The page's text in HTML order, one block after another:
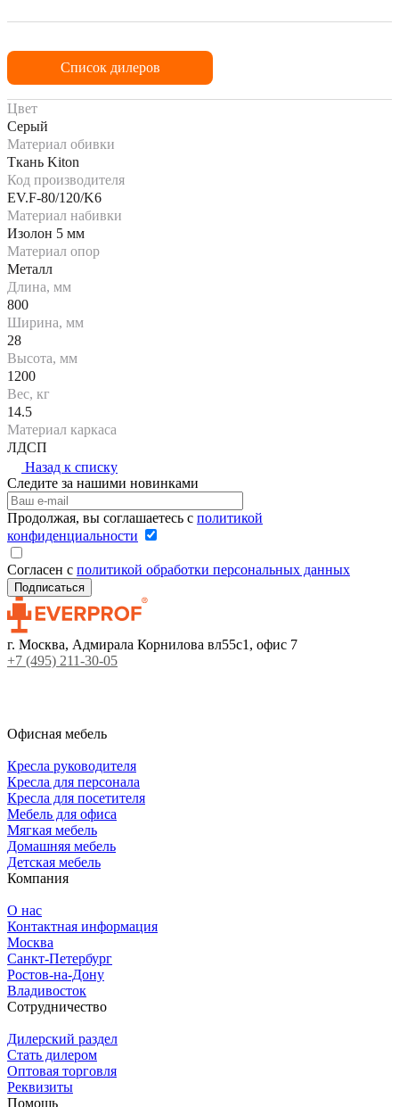
Список дилеров
Цвет
Серый
Материал обивки
Ткань Kiton
Код производителя
EV.F-80/120/K6
Материал набивки
Изолон 5 мм
Материал опор
Металл
Длина, мм
800
Ширина, мм
28
Высота, мм
1200
Вес, кг
14.5
Материал каркаса
ЛДСП
Назад к списку
Следите за нашими новинками
Продолжая, вы соглашаетесь с политикой
конфиденциальности
Согласен с политикой обработки персональных данных
г. Москва, Адмирала Корнилова вл55с1, офис 7
+7 (495) 211-30-05
Офисная мебель
Кресла руководителя
Кресла для персонала
Кресла для посетителя
Мебель для офиса
Мягкая мебель
Домашняя мебель
Детская мебель
Компания
О нас
Контактная информация
Москва
Санкт-Петербург
Ростов-на-Дону
Владивосток
Сотрудничество
Дилерский раздел
Стать дилером
Оптовая торговля
Реквизиты
Помощь